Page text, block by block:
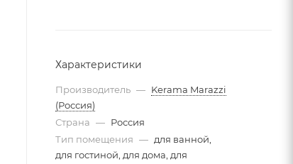
Характеристики
Производитель — Kerama Marazzi
(Россия)
Страна — Россия
Тип помещения — для ванной,
для гостиной, для дома, для